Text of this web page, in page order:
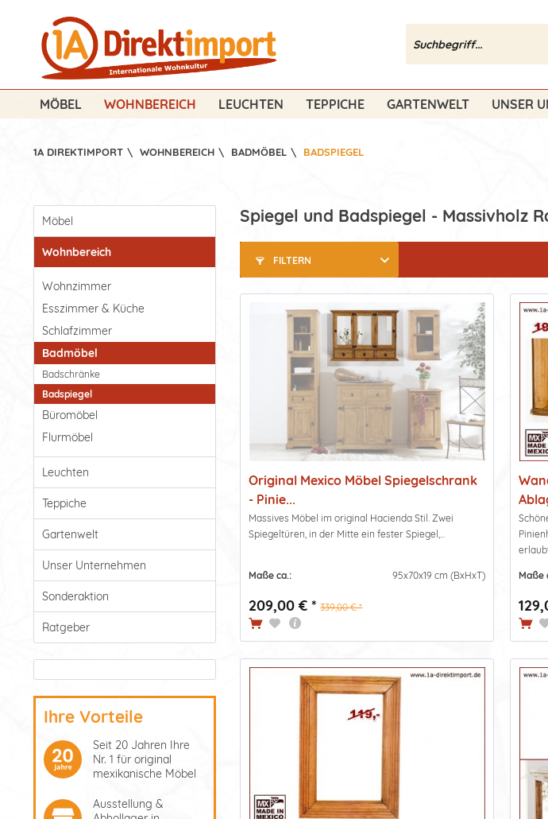
MÖBEL WOHNBEREICH LEUCHTEN TEPPICHE GARTENWELT UNSER
1A DIREKTIMPORT \ WOHNBEREICH \ BADMÖBEL \ BADSPIEGEL
Möbel
Wohnbereich
Wohnzimmer
Esszimmer & Küche
Schlafzimmer
Badmöbel
Badschränke
Badspiegel
Büromöbel
Flurmöbel
Leuchten
Teppiche
Gartenwelt
Unser Unternehmen
Sonderaktion
Ratgeber
Ihre Vorteile
Seit 20 Jahren Ihre
Nr. 1 für original
mexikanische Möbel
Ausstellung &
Spiegel und Badspiegel - Massivholz
FILTERN
Original Mexico Möbel Spiegelschrank
- Pinie...
Massives Möbel im original Hacienda Stil. Zwei
Spiegeltüren, in der Mitte ein fester Spiegel,...
Maße ca.: 95x70x19 cm (BxHxT)
209,00 € * 339,00 € *
Maße